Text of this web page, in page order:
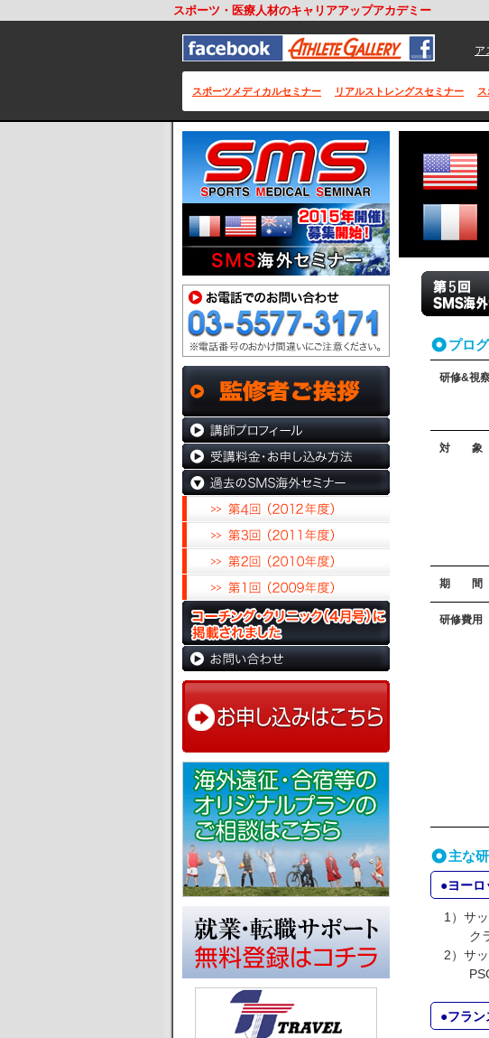
スポーツ・医療人材のキャリアアップアカデミー
ア
スポーツメディカルセミナー リアルストレングスセミナー
プロ
研修&視
対 象
期 間
研修費用
主な
●ヨー
1）サ
クラ
2）サ
PSG
●フラ